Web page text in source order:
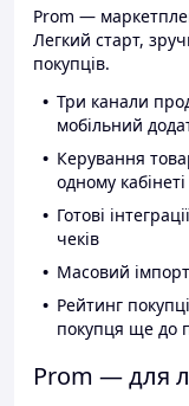
Prom —
Легкий старт,
покупців.
Три канали
мобільний
Керування
одному кабінеті
Готові
чеків
Масовий
Рейтинг
покупця ще до
Prom — для